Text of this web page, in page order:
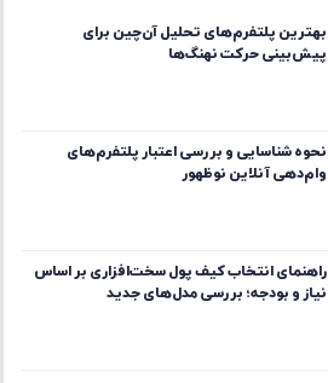
بهترین پلتفرم‌های تحلیل آن‌چین برای
پیش‌بینی حرکت نهنگ‌ها
نحوه شناسایی و بررسی اعتبار پلتفرم‌های
وام‌دهی آنلاین نوظهور
راهنمای انتخاب کیف پول سخت‌افزاری بر اساس
نیاز و بودجه؛ بررسی مدل‌های جدید